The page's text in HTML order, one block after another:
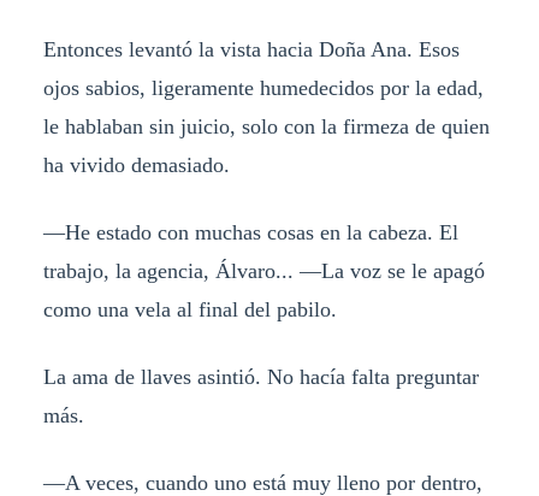
Entonces levantó la vista hacia Doña Ana. Esos
ojos sabios, ligeramente humedecidos por la edad,
le hablaban sin juicio, solo con la firmeza de quien
ha vivido demasiado.
—He estado con muchas cosas en la cabeza. El
trabajo, la agencia, Álvaro... —La voz se le apagó
como una vela al final del pabilo.
La ama de llaves asintió. No hacía falta preguntar
más.
—A veces, cuando uno está muy lleno por dentro,